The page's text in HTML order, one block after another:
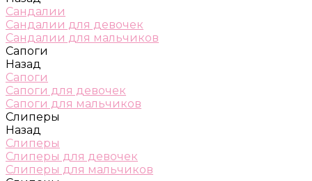
Сандалии
Сандалии для девочек
Сандалии для мальчиков
Сапоги
Назад
Сапоги
Сапоги для девочек
Сапоги для мальчиков
Слиперы
Назад
Слиперы
Слиперы для девочек
Слиперы для мальчиков